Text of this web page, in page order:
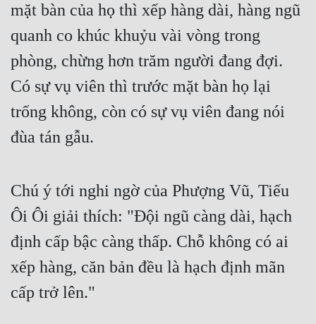
mặt bàn của họ thì xếp hàng dài, hàng ngũ
quanh co khúc khuỷu vài vòng trong
phòng, chừng hơn trăm người đang đợi.
Có sự vụ viên thì trước mặt bàn họ lại
trống không, còn có sự vụ viên đang nói
đùa tán gẫu.
Chú ý tới nghi ngờ của Phượng Vũ, Tiếu
Ôi Ôi giải thích: "Đội ngũ càng dài, hạch
định cấp bậc càng thấp. Chỗ không có ai
xếp hàng, căn bản đều là hạch định mãn
cấp trở lên."